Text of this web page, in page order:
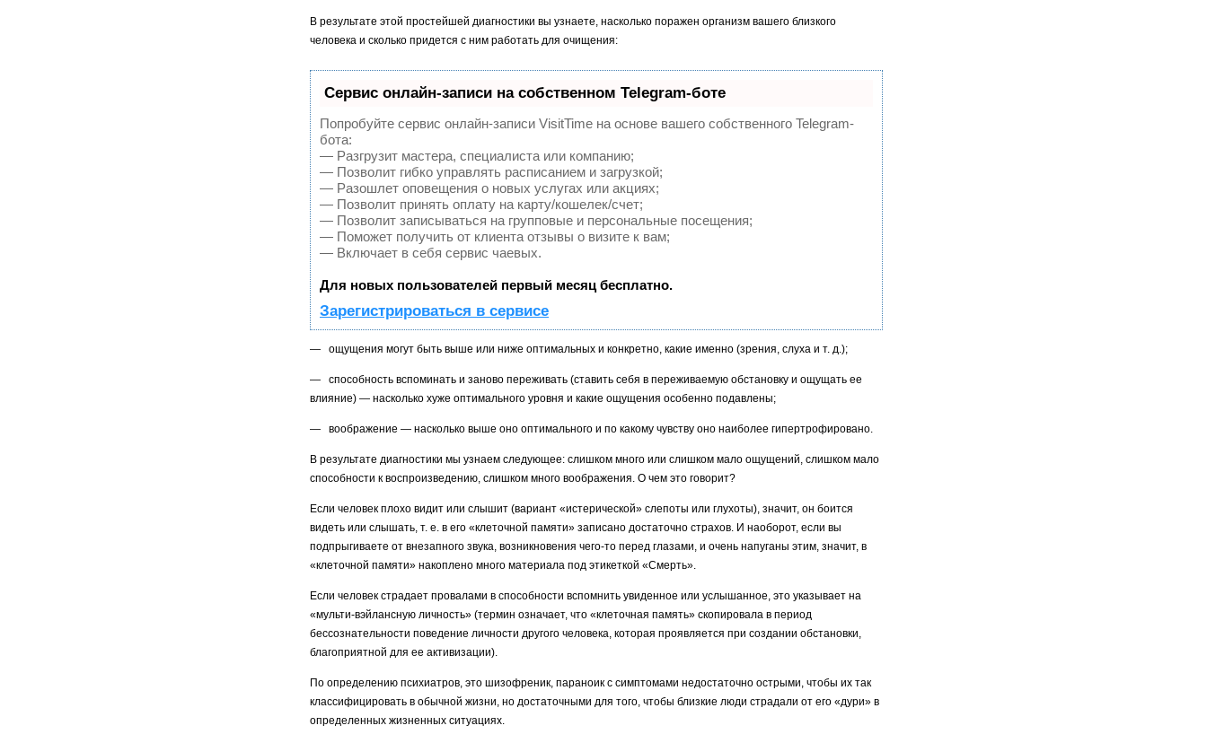
В результате этой простейшей диагностики вы узнаете, насколько поражен организм вашего близкого
человека и сколько придется с ним работать для очищения:
Сервис онлайн-записи на собственном Telegram-боте
Попробуйте сервис онлайн-записи VisitTime на основе вашего собственного Telegram-
бота:
— Разгрузит мастера, специалиста или компанию;
— Позволит гибко управлять расписанием и загрузкой;
— Разошлет оповещения о новых услугах или акциях;
— Позволит принять оплату на карту/кошелек/счет;
— Позволит записываться на групповые и персональные посещения;
— Поможет получить от клиента отзывы о визите к вам;
— Включает в себя сервис чаевых.
Для новых пользователей первый месяц бесплатно.
Зарегистрироваться в сервисе
— ощущения могут быть выше или ниже оптимальных и конкретно, какие именно (зрения, слуха и т. д.);
— способность вспоминать и заново переживать (ставить себя в переживаемую обстановку и ощущать ее
влияние) — насколько хуже оптимального уровня и какие ощущения особенно подавлены;
— воображение — насколько выше оно оптимального и по какому чувству оно наиболее гипертрофировано.
В результате диагностики мы узнаем следующее: слиш­ком много или слишком мало ощущений, слишком мало
способности к воспроизведению, слишком много вообра­жения. О чем это говорит?
Если человек плохо видит или слышит (вариант «исте­рической» слепоты или глухоты), значит, он боится
видеть или слышать, т. е. в его «клеточной памяти» записано достаточно страхов. И наоборот, если вы
подпрыгиваете от внезапного звука, возникновения чего-то перед глазами, и очень напуганы этим, значит, в
«клеточной памяти» на­коплено много материала под этикеткой «Смерть».
Если человек страдает провалами в способности вспомнить уви­денное или услышанное, это указывает на
«мульти-вэйлансную личность» (термин означает, что «клеточная память» скопировала в период
бессознательности поведение личности другого человека, которая проявляется при создании обста­новки,
благоприятной для ее активизации).
По определению психиатров, это шизофреник, параноик с симптомами не­достаточно острыми, чтобы их так
классифицировать в обыч­ной жизни, но достаточными для того, чтобы близкие люди страдали от его «дури» в
определенных жизненных ситу­ациях.